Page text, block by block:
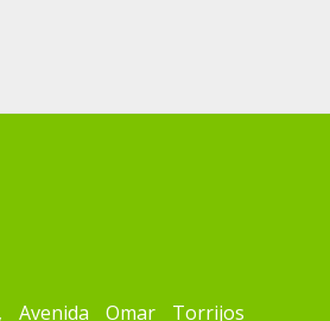
Avenida Omar Torrijos